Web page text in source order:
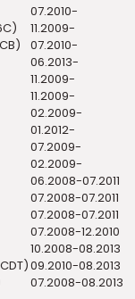
07.2010-
11.2009-
07.2010-
06.2013-
11.2009-
11.2009-
02.2009-
01.2012-
07.2009-
02.2009-
06.2008-07.2011
07.2008-07.2011
07.2008-07.2011
07.2008-12.2010
10.2008-08.2013
09.2010-08.2013
07.2008-08.2013